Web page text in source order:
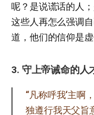
呢？是说谎话的人
这些人再怎么强调
道，他们的信仰是
3. 守上帝诫命的人
“凡称呼我‘主啊
独遵行我天父旨